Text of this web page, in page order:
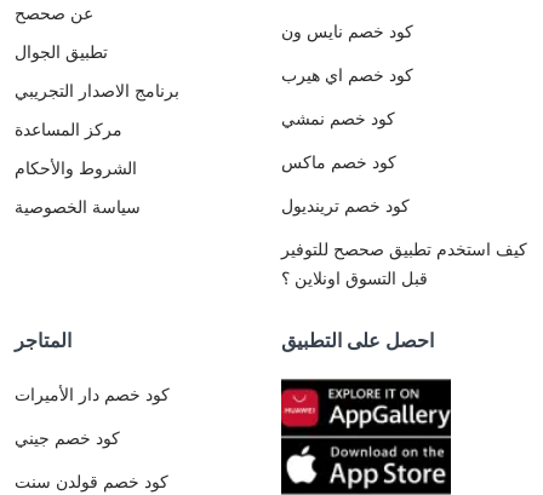
عن صحصح
تطبيق الجوال
برنامج الاصدار التجريبي
مركز المساعدة
الشروط والأحكام
سياسة الخصوصية
كود خصم نايس ون
كود خصم اي هيرب
كود خصم نمشي
كود خصم ماكس
كود خصم ترينديول
كيف استخدم تطبيق صحصح للتوفير
قبل التسوق اونلاين ؟
المتاجر
كود خصم دار الأميرات
كود خصم جيني
كود خصم قولدن سنت
احصل على التطبيق